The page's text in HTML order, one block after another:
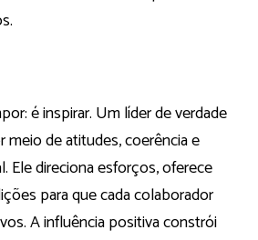
é inspirar. Um líder de verdade
meio de atitudes, coerência e
Ele direciona esforços, oferece
para que cada colaborador
A influência positiva constrói